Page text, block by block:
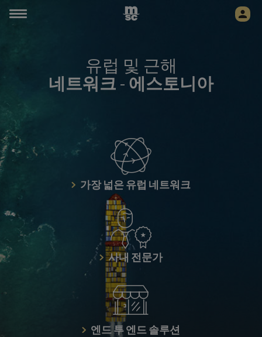
유럽 및 근해
네트워크 - 에스토니아
가장 넓은 유럽 네트워크
사내 전문가
엔드 투 엔드 솔루션